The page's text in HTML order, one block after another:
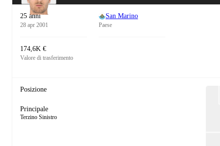
25 anni
28 apr 2001
San Marino
Paese
174,6K €
Valore di trasferimento
Posizione
Principale
Terzino Sinistro